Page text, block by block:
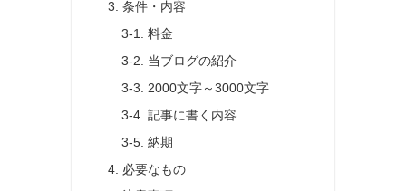
3. 条件・内容
3-1. 料金
3-2. 当ブログの紹介
3-3. 2000文字～3000文字
3-4. 記事に書く内容
3-5. 納期
4. 必要なもの